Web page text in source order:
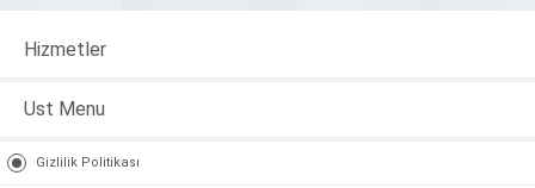
Hizmetler
Ust Menu
Gizlilik Politikası